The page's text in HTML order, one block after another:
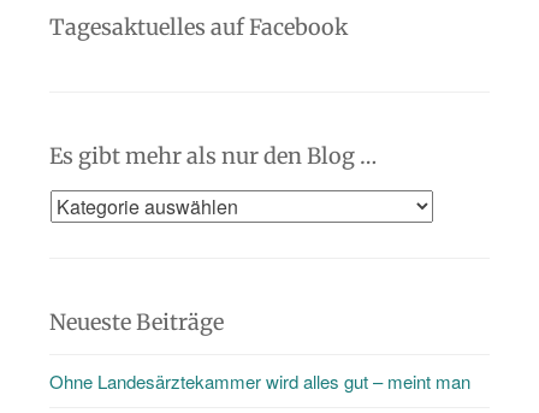
Tagesaktuelles auf Facebook
Es gibt mehr als nur den Blog …
Es
als
den
Neueste Beiträge
Ohne Landesärztekammer wird alles gut – meint man